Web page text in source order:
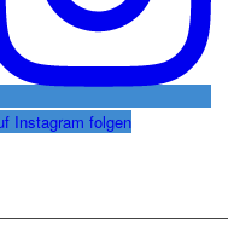
Instagram folgen